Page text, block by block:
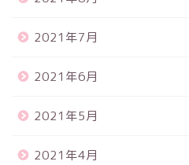
2021年7月
2021年6月
2021年5月
2021年4月